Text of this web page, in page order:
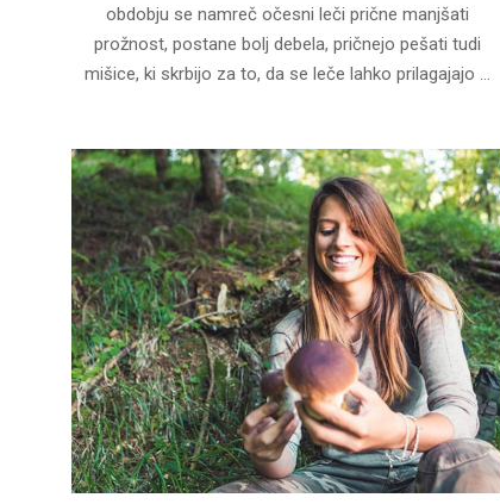
obdobju se namreč očesni leči prične manjšati
prožnost, postane bolj debela, pričnejo pešati tudi
mišice, ki skrbijo za to, da se leče lahko prilagajajo …